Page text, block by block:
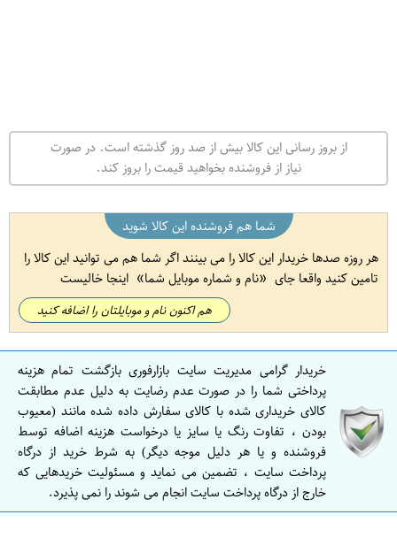
از بروز رسانی این کالا بیش از صد روز گذشته است. در صورت
نیاز از فروشنده بخواهید قیمت را بروز کند.
شما هم فروشنده این کالا شوید
هر روزه صدها خریدار این کالا را می بینند اگر شما هم می توانید این کالا را
تامین کنید واقعا جای
نام و شماره موبایل شما اینجا خالیست
هم اکنون نام و موبایلتان را اضافه کنید
خریدار گرامی مدیریت سایت بازارفوری بازگشت تمام هزینه
پرداختی شما را در صورت عدم رضایت به دلیل عدم مطابقت
کالای خریداری شده با کالای سفارش داده شده مانند (معیوب
بودن ، تفاوت رنگ یا سایز یا درخواست هزینه اضافه توسط
فروشنده و یا هر دلیل موجه دیگر) به شرط خرید از درگاه
پرداخت سایت ، تضمین می نماید و مسئولیت خریدهایی که
خارج از درگاه پرداخت سایت انجام می شوند را نمی پذیرد.